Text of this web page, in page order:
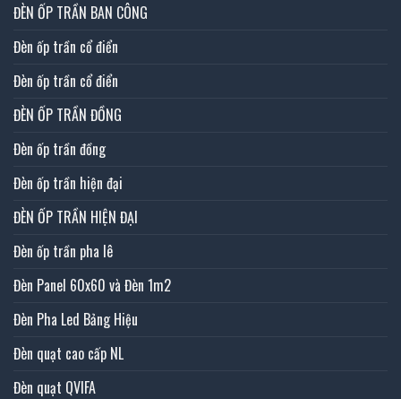
ĐÈN ỐP TRẦN BAN CÔNG
Đèn ốp trần cổ điển
Đèn ốp trần cổ điển
ĐÈN ỐP TRẦN ĐỒNG
Đèn ốp trần đồng
Đèn ốp trần hiện đại
ĐÈN ỐP TRẦN HIỆN ĐẠI
Đèn ốp trần pha lê
Đèn Panel 60x60 và Đèn 1m2
Đèn Pha Led Bảng Hiệu
Đèn quạt cao cấp NL
Đèn quạt QVIFA